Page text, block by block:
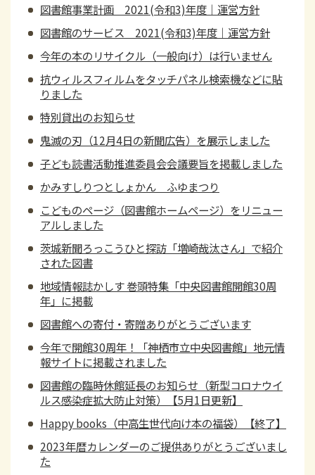
図書館事業計画 2021(令和3)年度｜運営方針
図書館のサービス 2021(令和3)年度｜運営方針
今年の本のリサイクル（一般向け）は行いません
抗ウィルスフィルムをタッチパネル検索機などに貼
りました
特別貸出のお知らせ
鬼滅の刃（12月4日の新聞広告）を展示しました
子ども読書活動推進委員会会議要旨を掲載しました
かみすしりつとしょかん ふゆまつり
こどものページ（図書館ホームページ）をリニュー
アルしました
茨城新聞ろっこうひと探訪「増崎哉汰さん」で紹介
された図書
地域情報誌かしす 巻頭特集「中央図書館開館30周
年」に掲載
図書館への寄付・寄贈ありがとうございます
今年で開館30周年！「神栖市立中央図書館」地元情
報サイトに掲載されました
図書館の臨時休館延長のお知らせ（新型コロナウイ
ルス感染症拡大防止対策）【5月1日更新】
Happy books（中高生世代向け本の福袋）【終了】
2023年暦カレンダーのご提供ありがとうございまし
た